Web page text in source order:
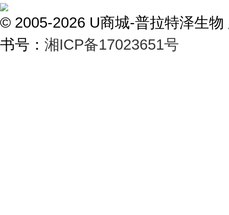
© 2005-2026 U商城-普拉特泽生
书号： 湘ICP备17023651号